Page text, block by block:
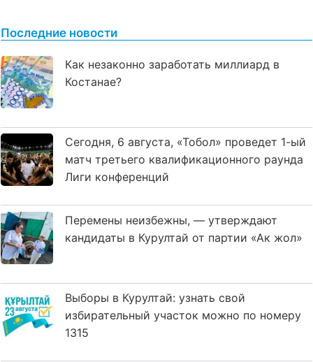
Последние новости
Как незаконно заработать миллиард в
Костанае?
Сегодня, 6 августа, «Тобол» проведет 1-ый
матч третьего квалификационного раунда
Лиги конференций
Перемены неизбежны, — утверждают
кандидаты в Курултай от партии «Ак жол»
Выборы в Курултай: узнать свой
избирательный участок можно по номеру
1315